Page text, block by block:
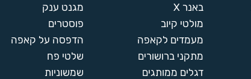
באנר X
מולטי קיוב
מעמדים לקאפה
מתקני ברושורים
דגלים ממותגים
מגנט ענק
פוסטרים
הדפסה על קאפה
שלטי פח
שמשוניות